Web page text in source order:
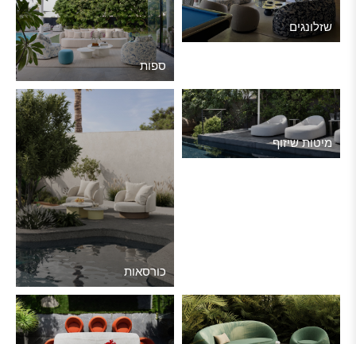
שזלונגים
ספות
מיטות שיזוף
כורסאות